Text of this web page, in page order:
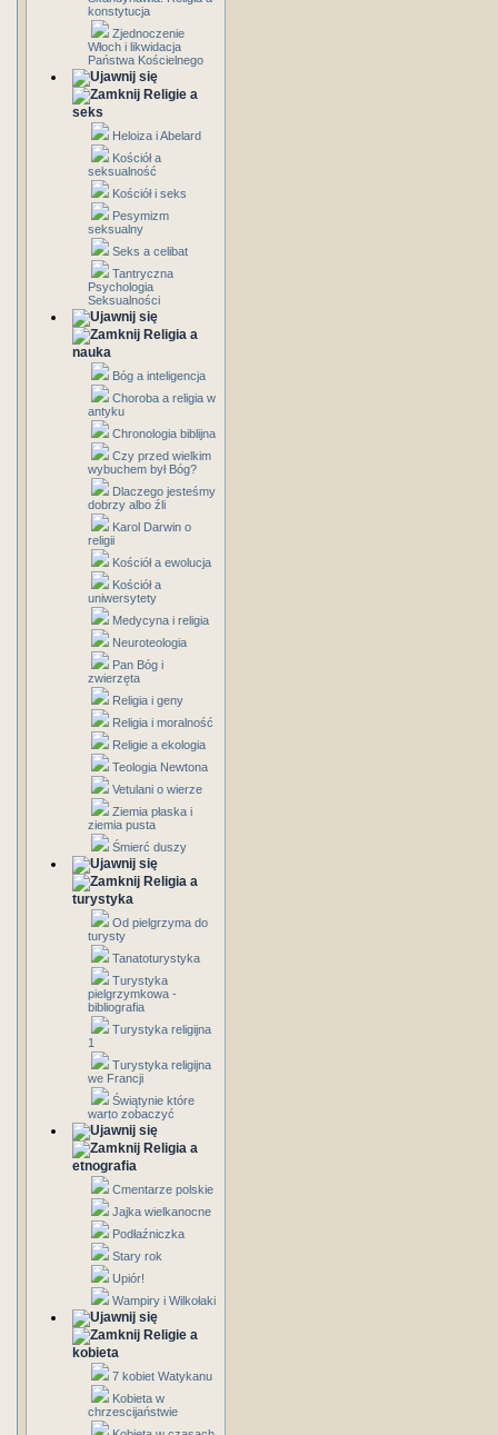
konstytucja
Zjednoczenie
Włoch i likwidacja
Państwa Kościelnego
Religie a
seks
Heloiza i Abelard
Kościół a
seksualność
Kościół i seks
Pesymizm
seksualny
Seks a celibat
Tantryczna
Psychologia
Seksualności
Religia a
nauka
Bóg a inteligencja
Choroba a religia w
antyku
Chronologia biblijna
Czy przed wielkim
wybuchem był Bóg?
Dlaczego jesteśmy
dobrzy albo źli
Karol Darwin o
religii
Kościół a ewolucja
Kościół a
uniwersytety
Medycyna i religia
Neuroteologia
Pan Bóg i
zwierzęta
Religia i geny
Religia i moralność
Religie a ekologia
Teologia Newtona
Vetulani o wierze
Ziemia płaska i
ziemia pusta
Śmierć duszy
Religia a
turystyka
Od pielgrzyma do
turysty
Tanatoturystyka
Turystyka
pielgrzymkowa -
bibliografia
Turystyka religijna
1
Turystyka religijna
we Francji
Świątynie które
warto zobaczyć
Religia a
etnografia
Cmentarze polskie
Jajka wielkanocne
Podłaźniczka
Stary rok
Upiór!
Wampiry i Wilkołaki
Religie a
kobieta
7 kobiet Watykanu
Kobieta w
chrzescijaństwie